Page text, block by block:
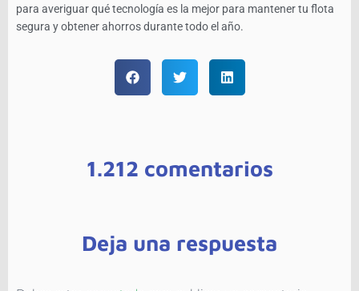
para averiguar qué tecnología es la mejor para mantener tu flota
segura y obtener ahorros durante todo el año.
1.212 comentarios
Deja una respuesta